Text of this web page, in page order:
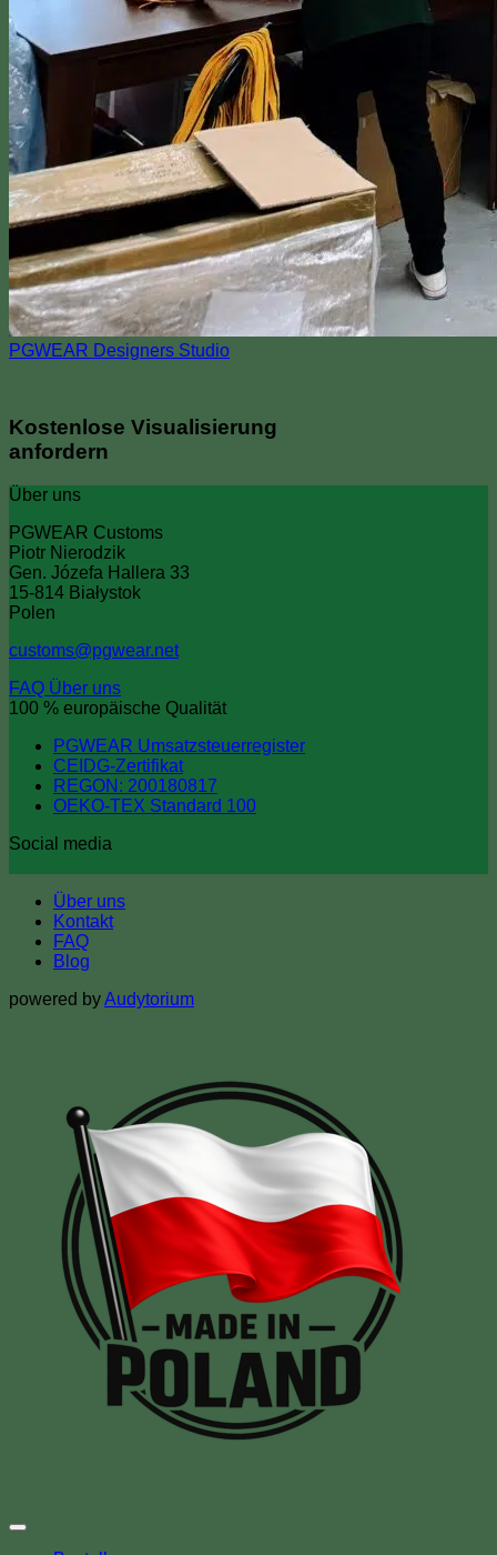
PGWEAR Designers Studio
Kostenlose Visualisierung
anfordern
Über uns
PGWEAR Customs
Piotr Nierodzik
Gen. Józefa Hallera 33
15-814 Białystok
Polen
customs@pgwear.net
FAQ Über uns
100 % europäische Qualität
PGWEAR Umsatzsteuerregister
CEIDG-Zertifikat
REGON: 200180817
OEKO-TEX Standard 100
Social media
Über uns
Kontakt
FAQ
Blog
powered byAudytorium